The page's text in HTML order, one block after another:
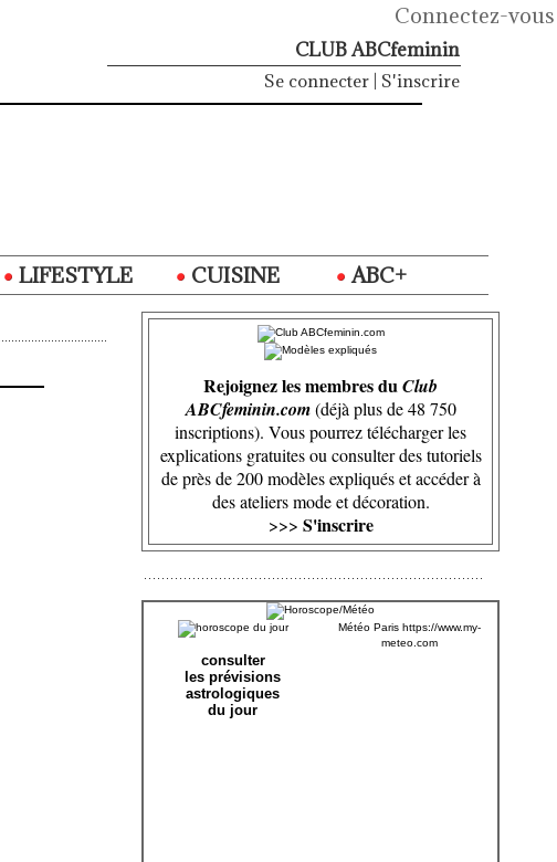
Connectez-vous
CLUB ABCfeminin
Se connecter S'inscrire
LIFESTYLE CUISINE
ABC+
Rejoignez les membres duClub
ABCfeminin.com(déjà plus de 48 750
inscriptions). Vous pourrez télécharger les
explications gratuites ou consulter des tutoriels
de près de 200 modèles expliqués et accéder à
des ateliers mode et décoration.
>>> S'inscrire
consulter
les prévisions
astrologiques
du jour
Météo Paris https://www.my-
meteo.com